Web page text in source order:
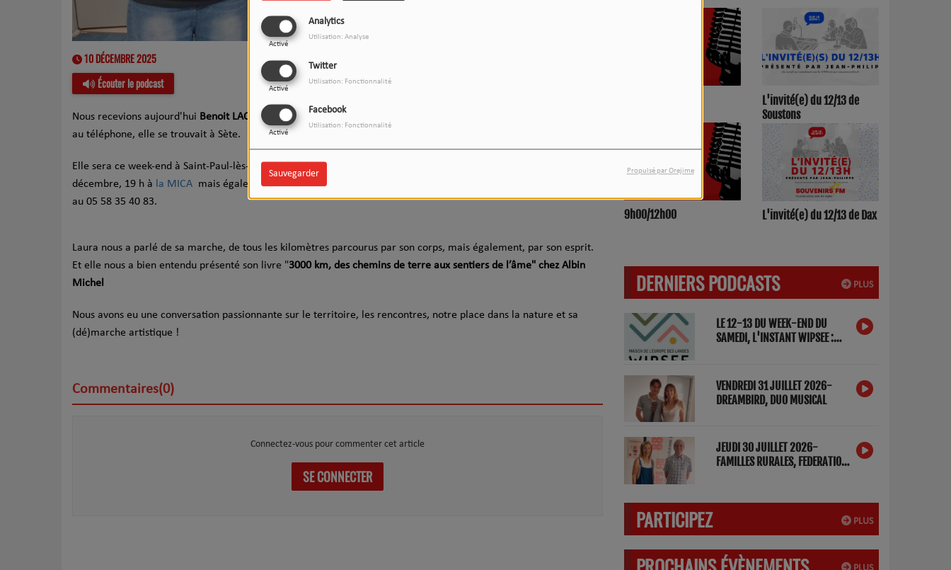
Analytics
Activé
Utilisation: Analyse
Twitter
Activé
Utilisation: Fonctionnalité
Facebook
Activé
Utilisation: Fonctionnalité
Sauvegarder Propulsé par Orejime
10 DÉCEMBRE 2025
Écouter le podcast
Nous recevions aujourd'hui Benoit LACOSTE , de la librairie
au téléphone, elle se trouvait à Sète.
Elle sera ce week-end à Saint-Paul-lès-Dax pour “Moi aussi je viens de loin”,
décembre, 19 h à
la MICA mais également samedi 13 décembre, pour un atelier d'écriture à 10 h. Sur inscription
au 05 58 35 40 83.
Laura nous a parlé de sa marche, de tous les kilomètres parcourus par son corps, mais également, par son esprit.
Et elle nous a bien entendu présenté son livre "3000 km, des chemins de terre aux sentiers de l’âme" chez Albin
Michel
Nous avons eu une conversation passionnante sur le territoire, les rencontres, notre place dans la nature et sa
(dé)marche artistique !
Commentaires(0)
Connectez-vous pour commenter cet article
SE CONNECTER
9h00/12h00
L'invité(e) du 12/13 de
Soustons
L'invité(e) du 12/13 de Dax
PLUS
DERNIERS PODCASTS
LE 12-13 DU WEEK-END DU
SAMEDI, L'INSTANT WIPSEE :
VENDREDI 31 JUILLET 2026-
DREAMBIRD, DUO MUSICAL
JEUDI 30 JUILLET 2026-
FAMILLES RURALES, FEDERATION
PLUS
PARTICIPEZ